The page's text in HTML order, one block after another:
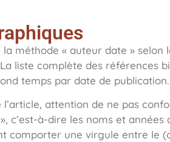
méthode « auteur date »
liste complète des références
temps par date de publication.
attention de ne pas
c’est-à-dire les noms et
comporter une virgule entre le